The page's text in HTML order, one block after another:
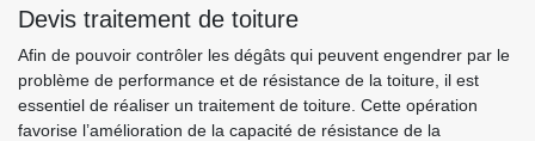
Devis traitement de toiture
Afin de pouvoir contrôler les dégâts qui peuvent engendrer par le
problème de performance et de résistance de la toiture, il est
essentiel de réaliser un traitement de toiture. Cette opération
favorise l’amélioration de la capacité de résistance de la